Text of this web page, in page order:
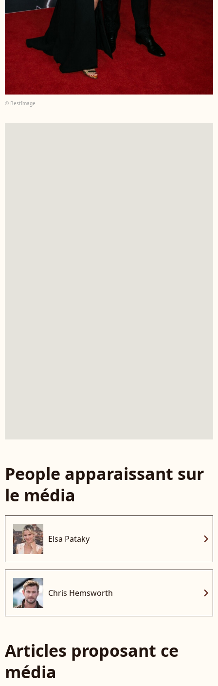
© BestImage
People apparaissant sur
le média
Elsa Pataky chevron_right
Chris Hemsworth chevron_right
Articles proposant ce
média